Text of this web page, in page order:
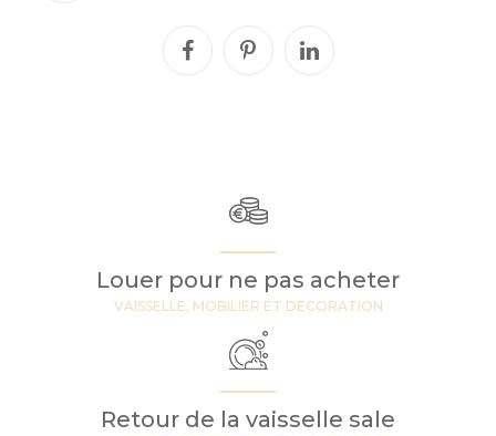
Louer pour ne pas acheter
VAISSELLE, MOBILIER ET DECORATION
Retour de la vaisselle sale